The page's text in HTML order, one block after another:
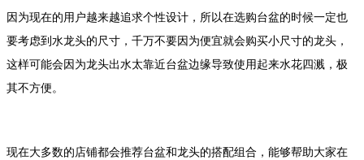
因为现在的用户越来越追求个性设计，所以在选购台盆的时候一定也
要考虑到水龙头的尺寸，千万不要因为便宜就会购买小尺寸的龙头，
这样可能会因为龙头出水太靠近台盆边缘导致使用起来水花四溅，极
其不方便。
现在大多数的店铺都会推荐台盆和龙头的搭配组合，能够帮助大家在